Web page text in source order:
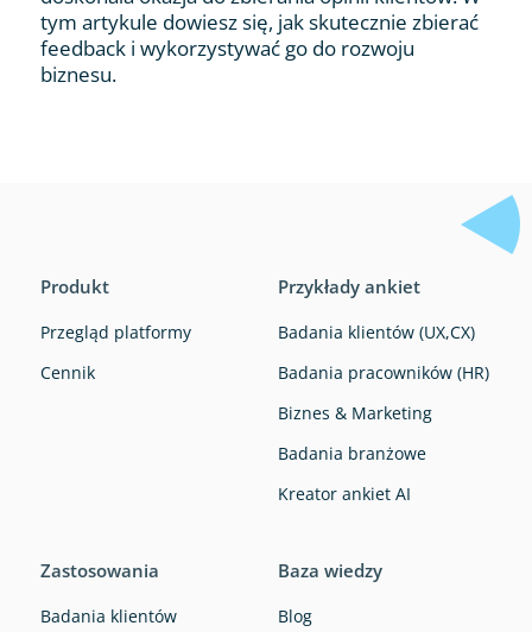
tym artykule dowiesz się, jak skutecznie zbierać
feedback i wykorzystywać go do rozwoju
biznesu.
Produkt
Przegląd platformy
Cennik
Przykłady ankiet
Badania klientów (UX,CX)
Badania pracowników (HR)
Biznes & Marketing
Badania branżowe
Kreator ankiet AI
Zastosowania
Badania klientów
Baza wiedzy
Blog